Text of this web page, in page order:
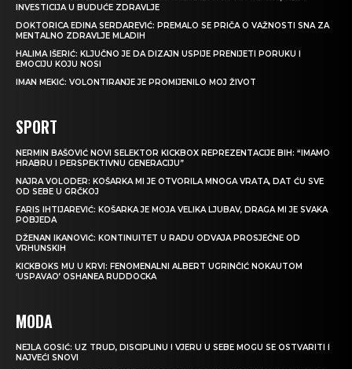
INVESTICIJA U BUDUĆE ZDRAVLJE
DOKTORICA EDINA SERDAREVIĆ: PREMALO SE PRIČA O VAŽNOSTI SNA ZA
MENTALNO ZDRAVLJE MLADIH
HALIMA IŠERIĆ: KLJUČNO JE DA DIZAJN USPIJE PRENIJETI PORUKU I
EMOCIJU KOJU NOSI
IMAN MEKIĆ: VOLONTIRANJE JE PROMIJENILO MOJ ŽIVOT
SPORT
NERMIN BAŠOVIĆ NOVI SELEKTOR KICKBOX REPREZENTACIJE BIH: “IMAMO
HRABRU I PERSPEKTIVNU GENERACIJU”
NAJRA VOLODER: KOŠARKA MI JE OTVORILA MNOGA VRATA, DAT ĆU SVE
OD SEBE U GRČKOJ
FARIS IHTIJAREVIĆ: KOŠARKA JE MOJA VELIKA LJUBAV, DRAGA MI JE SVAKA
POBJEDA
DŽENAN IKANOVIĆ: KONTINUITET U RADU ODVAJA PROSJEČNE OD
VRHUNSKIH
KICKBOKS MU U KRVI: FENOMENALNI ALBERT UGRINČIĆ NOKAUTOM
‘USPAVAO’ OSHANEA RUDDOCKA
MODA
NEJLA GOSIĆ: UZ TRUD, DISCIPLINU I VJERU U SEBE MOGU SE OSTVARITI I
NAJVEĆI SNOVI